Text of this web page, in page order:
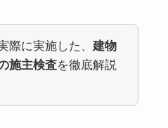
際に実施した、 建物
施主検査を徹底解説